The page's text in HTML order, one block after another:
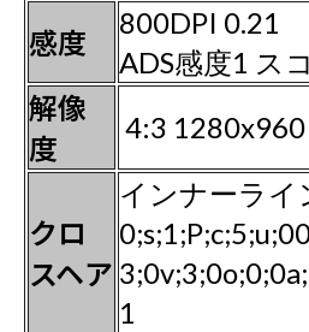
感度
800DPI 0.21
ADS感度1 ス
解像
度
4:3 1280x960
クロ
スヘア
インナーライ
1